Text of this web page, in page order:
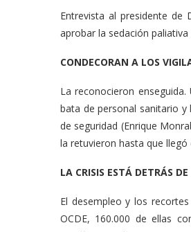
Entrevista al presidente de
aprobar la sedación
CONDECORAN A LOS
La reconocieron
bata de personal sanitario
de seguridad (Enrique
la retuvieron hasta que llegó
LA CRISIS ESTÁ DETRÁS
El desempleo y los
OCDE, 160.000 de ellas